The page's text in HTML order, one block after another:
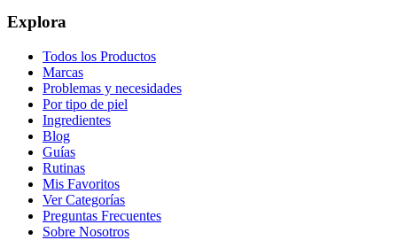
Explora
Todos los Productos
Marcas
Problemas y necesidades
Por tipo de piel
Ingredientes
Blog
Guías
Rutinas
Mis Favoritos
Ver Categorías
Preguntas Frecuentes
Sobre Nosotros